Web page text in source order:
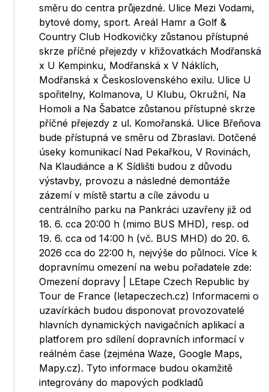
směru do centra průjezdné. Ulice Mezi Vodami,
bytové domy, sport. Areál Hamr a Golf &
Country Club Hodkovičky zůstanou přístupné
skrze příčné přejezdy v křižovatkách Modřanská
x U Kempinku, Modřanská x V Náklích,
Modřanská x Československého exilu. Ulice U
spořitelny, Kolmanova, U Klubu, Okružní, Na
Homoli a Na Šabatce zůstanou přístupné skrze
příčné přejezdy z ul. Komořanská. Ulice Břeňova
bude přístupná ve směru od Zbraslavi. Dotčené
úseky komunikací Nad Pekařkou, V Rovinách,
Na Klaudiánce a K Sídlišti budou z důvodu
výstavby, provozu a následné demontáže
zázemí v místě startu a cíle závodu u
centrálního parku na Pankráci uzavřeny již od
18. 6. cca 20:00 h (mimo BUS MHD), resp. od
19. 6. cca od 14:00 h (vč. BUS MHD) do 20. 6.
2026 cca do 22:00 h, nejvýše do půlnoci. Více k
dopravnímu omezení na webu pořadatele zde:
Omezení dopravy | LEtape Czech Republic by
Tour de France (letapeczech.cz) Informacemi o
uzavírkách budou disponovat provozovatelé
hlavních dynamických navigačních aplikací a
platforem pro sdílení dopravních informací v
reálném čase (zejména Waze, Google Maps,
Mapy.cz). Tyto informace budou okamžitě
integrovány do mapových podkladů